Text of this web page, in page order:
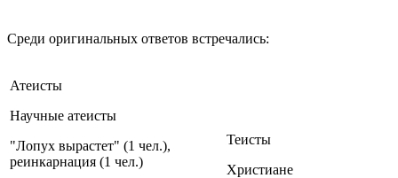
Среди оригинальных ответов встречались:
Атеисты
Научные атеисты
"Лопух вырастет" (1 чел.),
реинкарнация (1 чел.)
Теисты
Христиане